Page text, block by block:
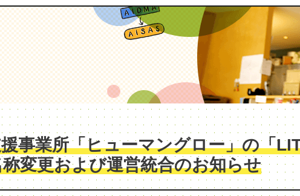
事業所「ヒューマングロー」の「
変更および運営統合のお知らせ